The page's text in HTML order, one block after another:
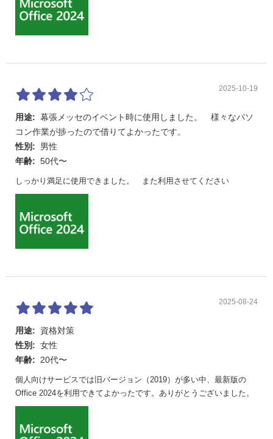
2025-10-19
用途: 幕張メッセのイベント時に使用しました。 様々なパソ
コン作業が捗ったので借りてよかったです。
性別:
男性
年齢: 50代〜
しっかり満足に使用できました。 また利用させてください
2025-08-24
用途:
資格対策
性別: 女性
年齢:
20代〜
個人向けサービスでは旧バージョン（2019）が多い中、最新版の
Office 2024を利用できてよかったです。ありがとうございました。